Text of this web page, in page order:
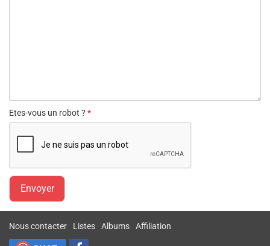
Etes-vous un robot ? *
Nous contacter Listes Albums Affiliation